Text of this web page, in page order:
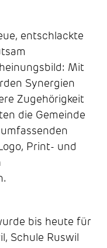
entschlackte
Mit
Synergien
Zugehörigkeit
die Gemeinde
Print- und
bis heute für
Schule Ruswil